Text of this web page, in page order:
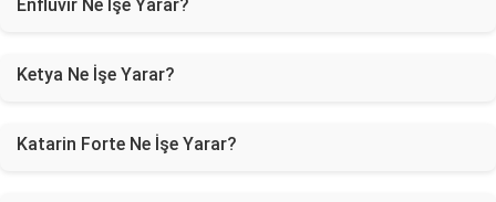
Enfluvir Ne İşe Yarar?
Ketya Ne İşe Yarar?
Katarin Forte Ne İşe Yarar?